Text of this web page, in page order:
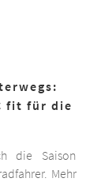
fit für die
die Saison
Mehr